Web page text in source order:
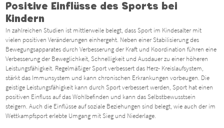
Positive Einflüsse des Sports bei
Kindern
In zahlreichen Studien ist mittlerweile belegt, dass Sport im Kindesalter mit
vielen positiven Veränderungen einhergeht. Neben einer Stabilisierung des
Bewegungsapparates durch Verbesserung der Kraft und Koordination führen eine
Verbesserung der Beweglichkeit, Schnelligkeit und Ausdauer zu einer höheren
Leistungsfähigkeit. Regelmäßiger Sport verbessert das Herz- Kreislaufsystem,
stärkt das Immunsystem und kann chronischen Erkrankungen vorbeugen. Die
geistige Leistungsfähigkeit kann durch Sport verbessert werden, Sport hat einen
positiven Einfluss auf das Wohlbefinden und kann das Selbstbewusstsein
steigern. Auch die Einflüsse auf soziale Beziehungen sind belegt, wie auch der im
Wettkampfsport erlebte Umgang mit Sieg und Niederlage.